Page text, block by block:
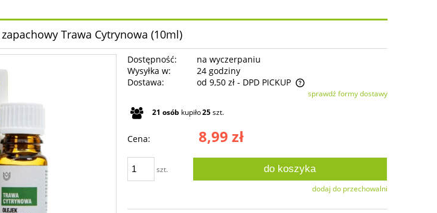
Trawa Cytrynowa (10ml)
Dostępność:
na wyczerpaniu
Wysyłka w:
24 godziny
Dostawa:
od 9,50 zł - DPD PICKUP
Cena nie zawiera ewentualnych kosztów
płatności
sprawdź formy dostawy
21 osób kupiło25szt.
Cena: 8,99 zł
szt. do koszyka
dodaj do przechowalni